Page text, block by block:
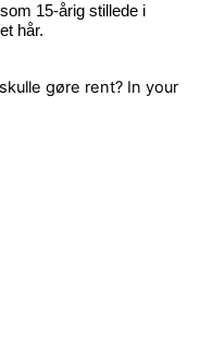
15-årig stillede i
hår.
gøre rent?In your